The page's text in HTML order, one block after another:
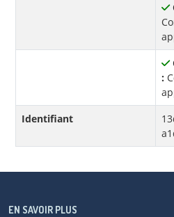
:
Identifiant
EN SAVOIR PLUS